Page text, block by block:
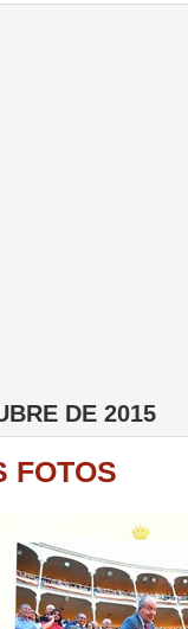
DE 2015
FOTOS